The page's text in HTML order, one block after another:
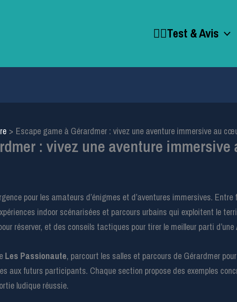
🕵️‍♂️Test & Avis
Escape game à Gérardmer : vivez une aventure immersive au
: vivez une aventure
pour les amateurs d’énigmes et d’aventures immersives.
indoor scénarisées et parcours urbains qui exploitent le
réserver, et des conseils tactiques pour tirer le meilleur parti d’une
Les Passionaute, parcourt les salles et parcours de Gérardmer
aux futurs participants. Chaque section propose des exemples
ludique réussie.